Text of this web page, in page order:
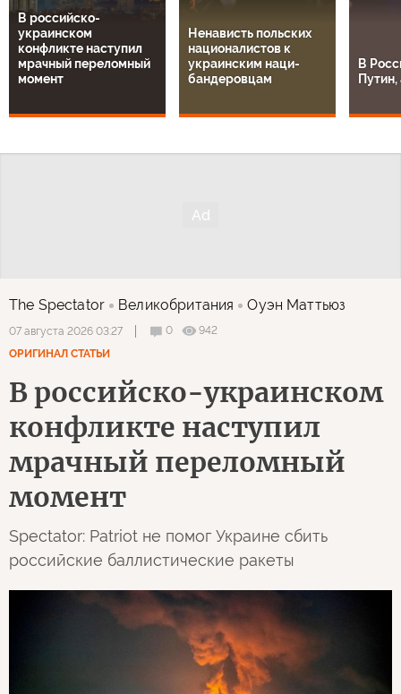
В российско-
украинском
конфликте наступил
мрачный переломный
момент
Ненависть польских
националистов к
украинским наци-
бандеровцам
В
The Spectator Великобритания Оуэн Маттьюз
07 августа 2026 03:27 0
942
ОРИГИНАЛ СТАТЬИ
В российско-украинском
конфликте наступил
мрачный переломный
момент
Spectator: Patriot не помог Украине сбить
российские баллистические ракеты